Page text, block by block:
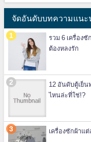
จัดอันดับบทความแนะ
รวม 6 เครื่อง
ต้องหลงรัก
12 อันดับตู้เย็
ไหนล่ะที่ใช่!?
เครื่องซักผ้าแ